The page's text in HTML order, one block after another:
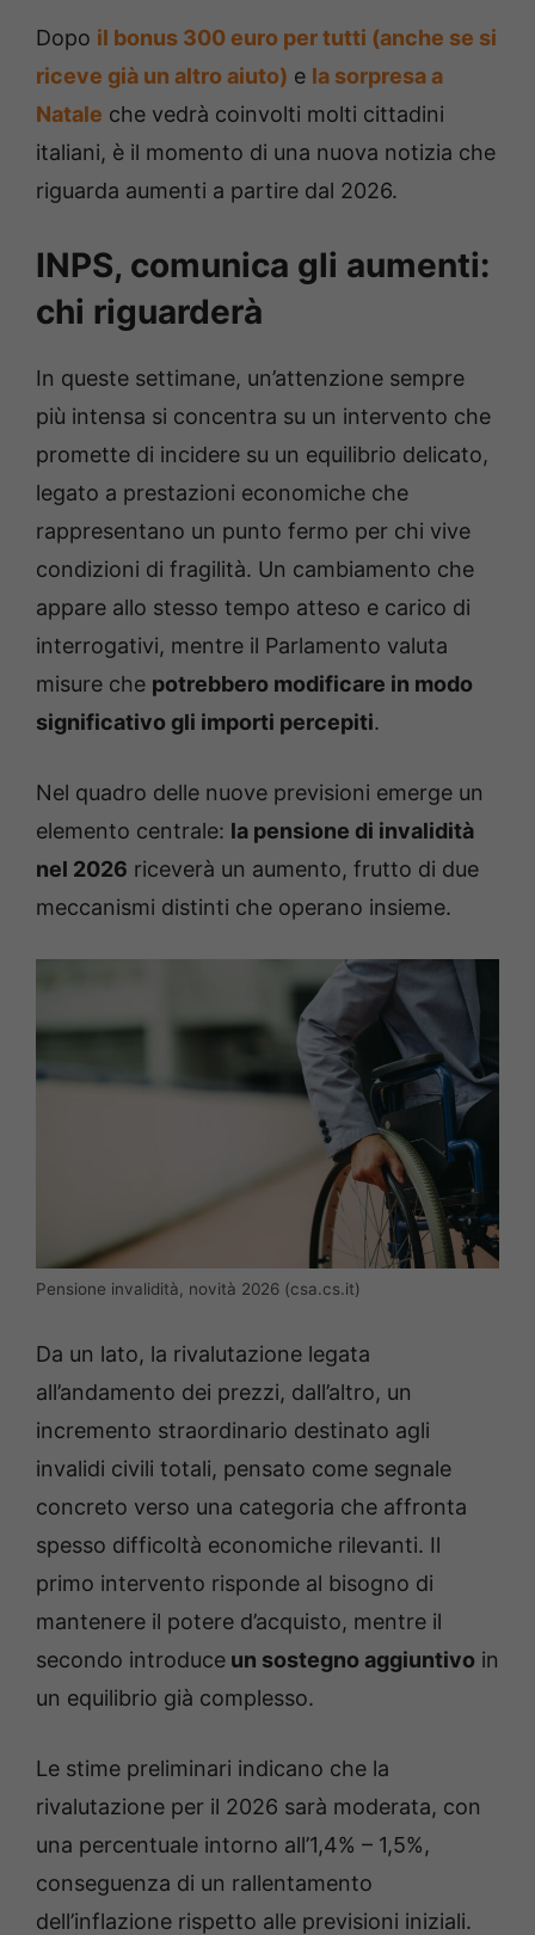
Dopo il bonus 300 euro per tutti (anche se si
riceve già un altro aiuto) e la sorpresa a
Natale che vedrà coinvolti molti cittadini
italiani, è il momento di una nuova notizia che
riguarda aumenti a partire dal 2026.
INPS, comunica gli aumenti:
chi riguarderà
In queste settimane, un’attenzione sempre
più intensa si concentra su un intervento che
promette di incidere su un equilibrio delicato,
legato a prestazioni economiche che
rappresentano un punto fermo per chi vive
condizioni di fragilità. Un cambiamento che
appare allo stesso tempo atteso e carico di
interrogativi, mentre il Parlamento valuta
misure che potrebbero modificare in modo
significativo gli importi percepiti.
Nel quadro delle nuove previsioni emerge un
elemento centrale: la pensione di invalidità
nel 2026 riceverà un aumento, frutto di due
meccanismi distinti che operano insieme.
Pensione invalidità, novità 2026 (csa.cs.it)
Da un lato, la rivalutazione legata
all’andamento dei prezzi, dall’altro, un
incremento straordinario destinato agli
invalidi civili totali, pensato come segnale
concreto verso una categoria che affronta
spesso difficoltà economiche rilevanti. Il
primo intervento risponde al bisogno di
mantenere il potere d’acquisto, mentre il
secondo introduce un sostegno aggiuntivo in
un equilibrio già complesso.
Le stime preliminari indicano che la
rivalutazione per il 2026 sarà moderata, con
una percentuale intorno all’1,4% – 1,5%,
conseguenza di un rallentamento
dell’inflazione rispetto alle previsioni iniziali.